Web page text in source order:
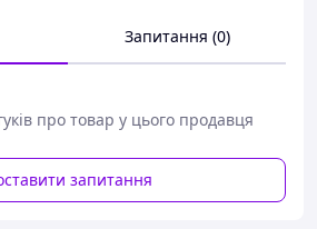
Запитання (0)
про товар у цього продавця
запитання